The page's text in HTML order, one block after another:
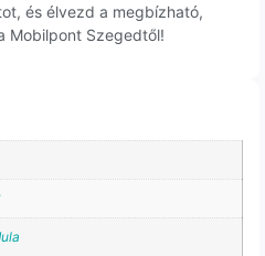
és élvezd a megbízható,
Mobilpont Szegedtől!